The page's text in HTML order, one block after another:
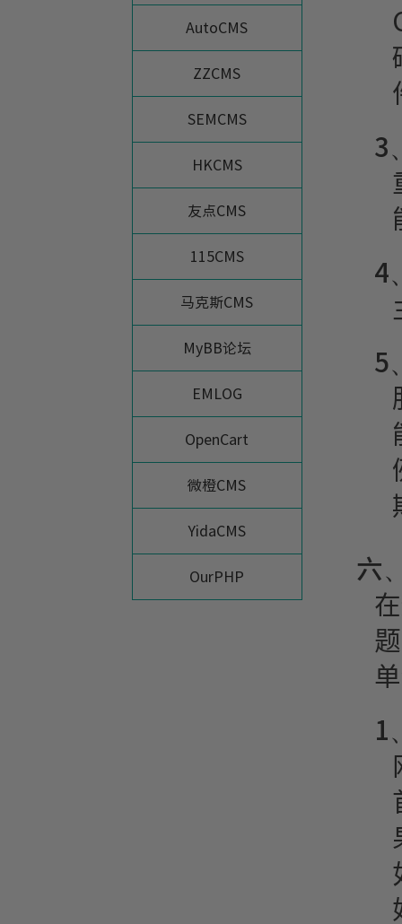
AutoCMS
ZZCMS
SEMCMS
HKCMS
友点CMS
115CMS
马克斯CMS
MyBB论坛
EMLOG
OpenCart
微橙CMS
YidaCMS
OurPHP
3
4
5
六
1